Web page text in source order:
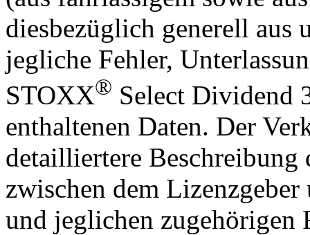
diesbezüglich generell aus
jegliche Fehler,
STOXX® Select Dividend
enthaltenen Daten. Der
detailliertere Beschreibung
zwischen dem
und jeglichen zugehörigen